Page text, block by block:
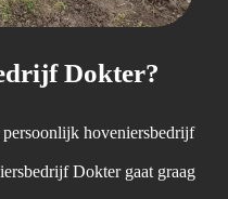
Dokter?
hoveniersbedrijf
Dokter gaat graag